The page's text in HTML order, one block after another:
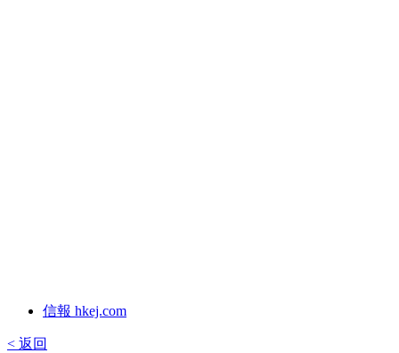
信報 hkej.com
< 返回